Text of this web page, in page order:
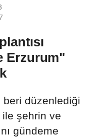
Erzurum"
beri düzenlediği
ile şehrin ve
gündeme